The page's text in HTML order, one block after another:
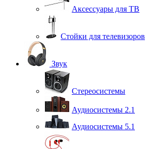
Аксессуары для ТВ
Стойки для телевизоров
Звук
Стереосистемы
Аудиосистемы 2.1
Аудиосистемы 5.1